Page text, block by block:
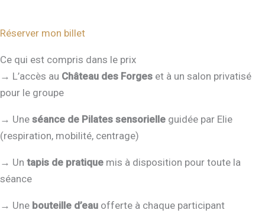
Réserver mon billet
Ce qui est compris dans le prix
→ L’accès au Château des Forges et à un salon privatisé
pour le groupe
→ Une séance de Pilates sensorielle guidée par Elie
(respiration, mobilité, centrage)
→ Un tapis de pratique mis à disposition pour toute la
séance
→ Une bouteille d’eau offerte à chaque participant